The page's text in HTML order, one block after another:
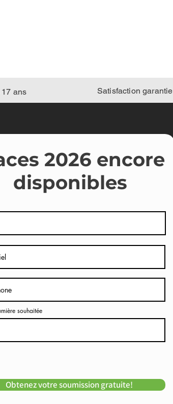
ans Satisfaction garantie
2026 encore
disponibles
souhaitée
Obtenez votre soumission gratuite!